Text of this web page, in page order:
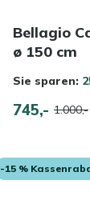
Bellagio
ø 150 cm
Sie sparen:
745,- 1.000,-
-15 %